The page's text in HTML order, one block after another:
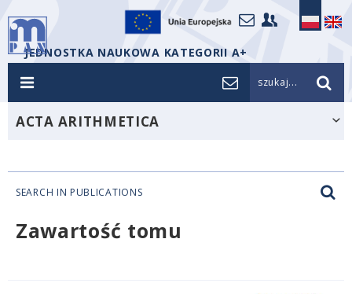
JEDNOSTKA NAUKOWA KATEGORII A+
szukaj...
ACTA ARITHMETICA
SEARCH IN PUBLICATIONS
Zawartość tomu